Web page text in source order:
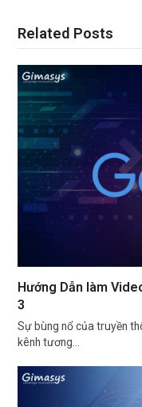
Related Posts
Hướng Dẫn làm
3
Sự bùng nổ của truyền
kênh tương…